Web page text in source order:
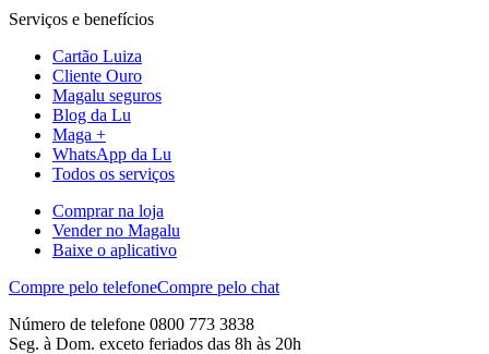
Serviços e benefícios
Cartão Luiza
Cliente Ouro
Magalu seguros
Blog da Lu
Maga +
WhatsApp da Lu
Todos os serviços
Comprar na loja
Vender no Magalu
Baixe o aplicativo
Compre pelo telefoneCompre pelo chat
Número de telefone 0800 773 3838
Seg. à Dom. exceto feriados das 8h às 20h